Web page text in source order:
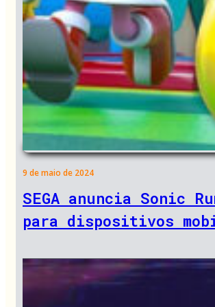
9 de maio de 2024
SEGA anuncia Sonic
para dispositivos